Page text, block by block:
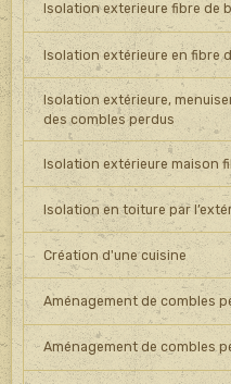
Isolation exterieure fibre de
Isolation extérieure en fibre
Isolation extérieure,
des combles perdus
Isolation extérieure maison
Isolation en toiture par
Création d'une cuisine
Aménagement de combles
Aménagement de combles